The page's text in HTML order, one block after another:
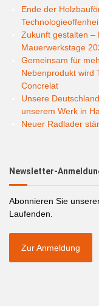
Ende der
Zukunft gestalten –
Mauerwerkstage
Gemeinsam für
Nebenprodukt wird
Concrelat
Unsere
unserem Werk in
Neuer Radlader
Newsletter-
Abonnieren Sie
Laufenden.
Zur Anmeldung